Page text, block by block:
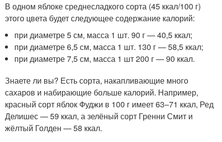
В одном яблоке среднесладкого сорта (45 ккал/100 г)
этого цвета будет следующее содержание калорий:
при диаметре 5 см, масса 1 шт. 90 г — 40,5 ккал;
при диаметре 6,5 см, масса 1 шт. 130 г — 58,5 ккал;
при диаметре 7,5 см, масса 1 шт 200 г — 90 ккал.
Знаете ли вы? Есть сорта, накапливающие много
сахаров и набирающие больше калорий. Например,
красный сорт яблок Фуджи в 100 г имеет 63–71 ккал, Ред
Делишес — 59 ккал, а зелёный сорт Гренни Смит и
жёлтый Голден — 58 ккал.